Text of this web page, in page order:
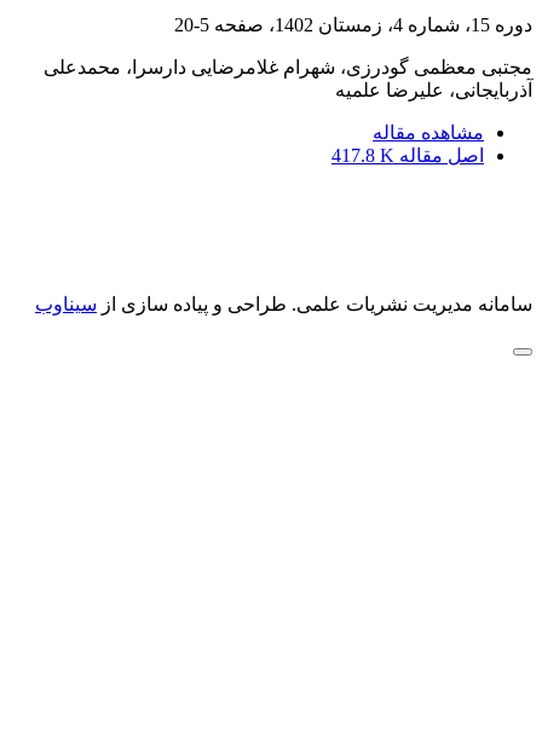
دوره 15، شماره 4، زمستان 1402، صفحه 5-20
مجتبی معظمی گودرزی، شهرام غلامرضایی دارسرا، محمدعلی
آذربایجانی، علیرضا علمیه
مشاهده مقاله
اصل مقاله 417.8 K
سامانه مدیریت نشریات علمی. طراحی و پیاده سازی از سیناوب